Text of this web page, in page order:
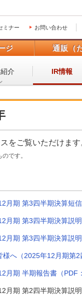
ミナー お問い合わせ
ジ 通販（
介 IR情報
をご覧いただけます
です。
月期 第3四半期決算短信
月期 第3四半期決算説
月期 第3四半期決算説
様へ（2025年12月期第2
月期 半期報告書（PDF
月期 第2四半期決算説